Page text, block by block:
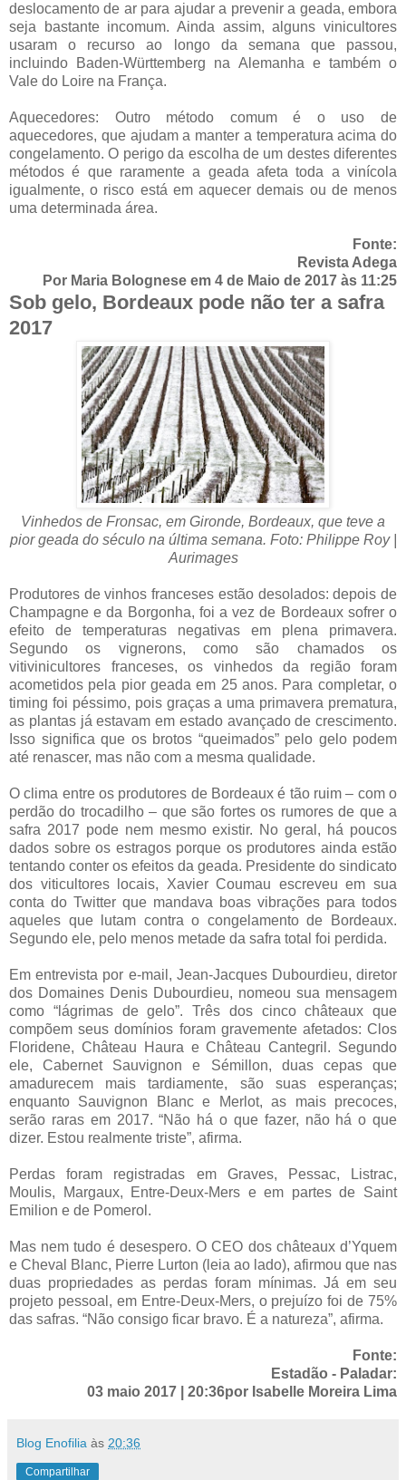
deslocamento de ar para ajudar a prevenir a geada, embora
seja bastante incomum. Ainda assim, alguns vinicultores
usaram o recurso ao longo da semana que passou,
incluindo Baden-Württemberg na Alemanha e também o
Vale do Loire na França.
Aquecedores: Outro método comum é o uso de
aquecedores, que ajudam a manter a temperatura acima do
congelamento. O perigo da escolha de um destes diferentes
métodos é que raramente a geada afeta toda a vinícola
igualmente, o risco está em aquecer demais ou de menos
uma determinada área.
Fonte:
Revista Adega
Por Maria Bolognese em 4 de Maio de 2017 às 11:25
Sob gelo, Bordeaux pode não ter a safra
2017
Vinhedos de Fronsac, em Gironde, Bordeaux, que teve a
pior geada do século na última semana. Foto: Philippe Roy |
Aurimages
Produtores de vinhos franceses estão desolados: depois de
Champagne e da Borgonha, foi a vez de Bordeaux sofrer o
efeito de temperaturas negativas em plena primavera.
Segundo os vignerons, como são chamados os
vitivinicultores franceses, os vinhedos da região foram
acometidos pela pior geada em 25 anos. Para completar, o
timing foi péssimo, pois graças a uma primavera prematura,
as plantas já estavam em estado avançado de crescimento.
Isso significa que os brotos “queimados” pelo gelo podem
até renascer, mas não com a mesma qualidade.
O clima entre os produtores de Bordeaux é tão ruim – com o
perdão do trocadilho – que são fortes os rumores de que a
safra 2017 pode nem mesmo existir. No geral, há poucos
dados sobre os estragos porque os produtores ainda estão
tentando conter os efeitos da geada. Presidente do sindicato
dos viticultores locais, Xavier Coumau escreveu em sua
conta do Twitter que mandava boas vibrações para todos
aqueles que lutam contra o congelamento de Bordeaux.
Segundo ele, pelo menos metade da safra total foi perdida.
Em entrevista por e-mail, Jean-Jacques Dubourdieu, diretor
dos Domaines Denis Dubourdieu, nomeou sua mensagem
como “lágrimas de gelo”. Três dos cinco châteaux que
compõem seus domínios foram gravemente afetados: Clos
Floridene, Château Haura e Château Cantegril. Segundo
ele, Cabernet Sauvignon e Sémillon, duas cepas que
amadurecem mais tardiamente, são suas esperanças;
enquanto Sauvignon Blanc e Merlot, as mais precoces,
serão raras em 2017. “Não há o que fazer, não há o que
dizer. Estou realmente triste”, afirma.
Perdas foram registradas em Graves, Pessac, Listrac,
Moulis, Margaux, Entre-Deux-Mers e em partes de Saint
Emilion e de Pomerol.
Mas nem tudo é desespero. O CEO dos châteaux d’Yquem
e Cheval Blanc, Pierre Lurton (leia ao lado), afirmou que nas
duas propriedades as perdas foram mínimas. Já em seu
projeto pessoal, em Entre-Deux-Mers, o prejuízo foi de 75%
das safras. “Não consigo ficar bravo. É a natureza”, afirma.
Fonte:
Estadão - Paladar:
03 maio 2017 | 20:36por Isabelle Moreira Lima
Blog Enofilia às 20:36
Compartilhar